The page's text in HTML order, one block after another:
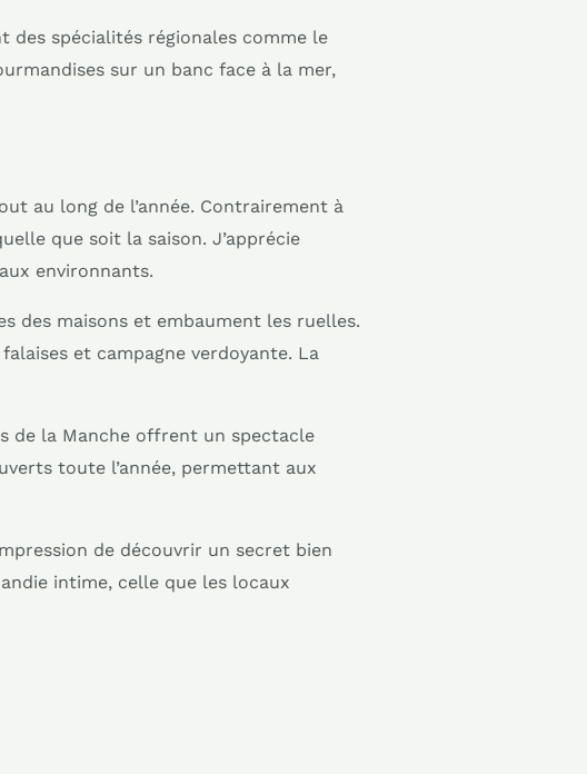
des spécialités régionales comme le
sur un banc face à la mer,
au long de l’année. Contrairement à
que soit la saison. J’apprécie
environnants.
des maisons et embaument les ruelles.
et campagne verdoyante. La
de la Manche offrent un spectacle
toute l’année, permettant aux
de découvrir un secret bien
intime, celle que les locaux